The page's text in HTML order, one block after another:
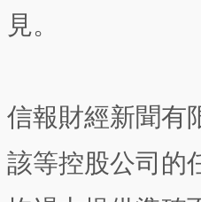
見。
信報財經新聞有
該等控股公司的